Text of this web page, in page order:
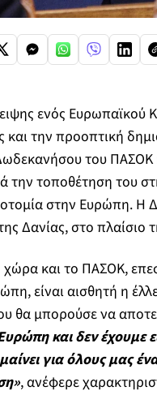
ενός Ευρωπαϊκού
την προοπτική
του ΠΑΣΟΚ
την τοποθέτηση του
στην Ευρώπη. Η
Δανίας, στο πλαίσιο
και το ΠΑΣΟΚ,
είναι αισθητή η
θα μπορούσε να
και δεν έχουμε
για όλους μας
, ανέφερε